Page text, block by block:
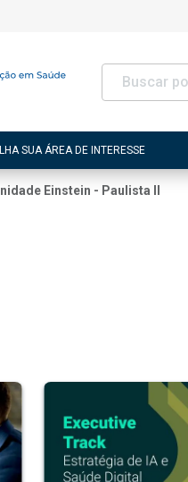
SUA ÁREA DE INTERESSE
Einstein - Paulista II